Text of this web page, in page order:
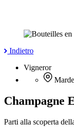
Indietro
Vigneror
Champagne
Parti alla scoperta